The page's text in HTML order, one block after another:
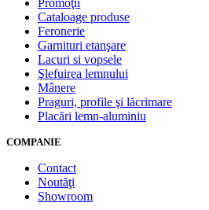
Promoţii
Cataloage produse
Feronerie
Garnituri etanşare
Lacuri si vopsele
Şlefuirea lemnului
Mânere
Praguri, profile şi lăcrimare
Placări lemn-aluminiu
COMPANIE
Contact
Noutăţi
Showroom